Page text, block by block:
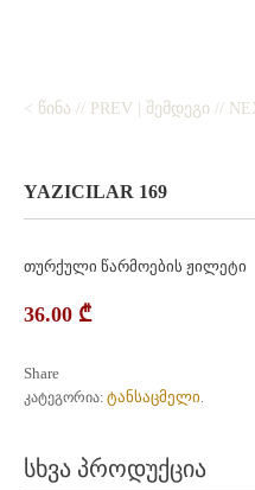
< ᲬᲘᲜᲐ // PREV | ᲨᲔᲛᲓᲔᲒᲘ //
YAZICILAR 169
თურქული წარმოების ჟილეტი
36.00 ₾
Share
კატეგორია: ტანსაცმელი
სხვა პროდუქცია